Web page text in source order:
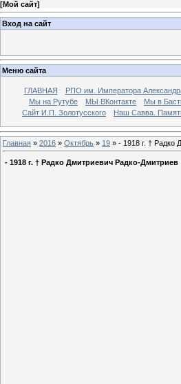
[Мой сайт]
Вход на сайт
Меню сайта
ГЛАВНАЯ РПО им. Императора
Мы на Рутубе
МЫ ВКонтакте Мы в
Сайт И.П. Золотусского
Наш Савва.
Главная » 2016 » Октябрь » 19 » - 1918 г. † Радко
- 1918 г. † Радко Дмитриевич Радко-Дмитриев